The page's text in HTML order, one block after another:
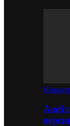
Audi